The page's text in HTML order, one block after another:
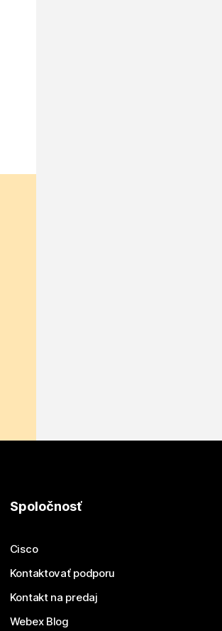
Spoločnosť
Cisco
Kontaktovať podporu
Kontakt na predaj
Webex Blog